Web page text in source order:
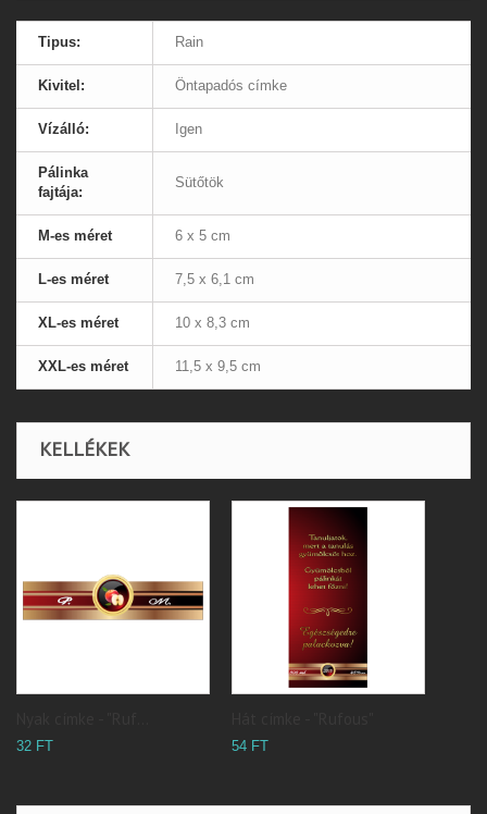
Tipus: Rain
Kivitel: Öntapadós címke
Vízálló: Igen
Pálinka
fajtája:
Sütőtök
M-es méret 6 x 5 cm
L-es méret 7,5 x 6,1 cm
XL-es méret 10 x 8,3 cm
XXL-es méret 11,5 x 9,5 cm
KELLÉKEK
32 FT 54 FT